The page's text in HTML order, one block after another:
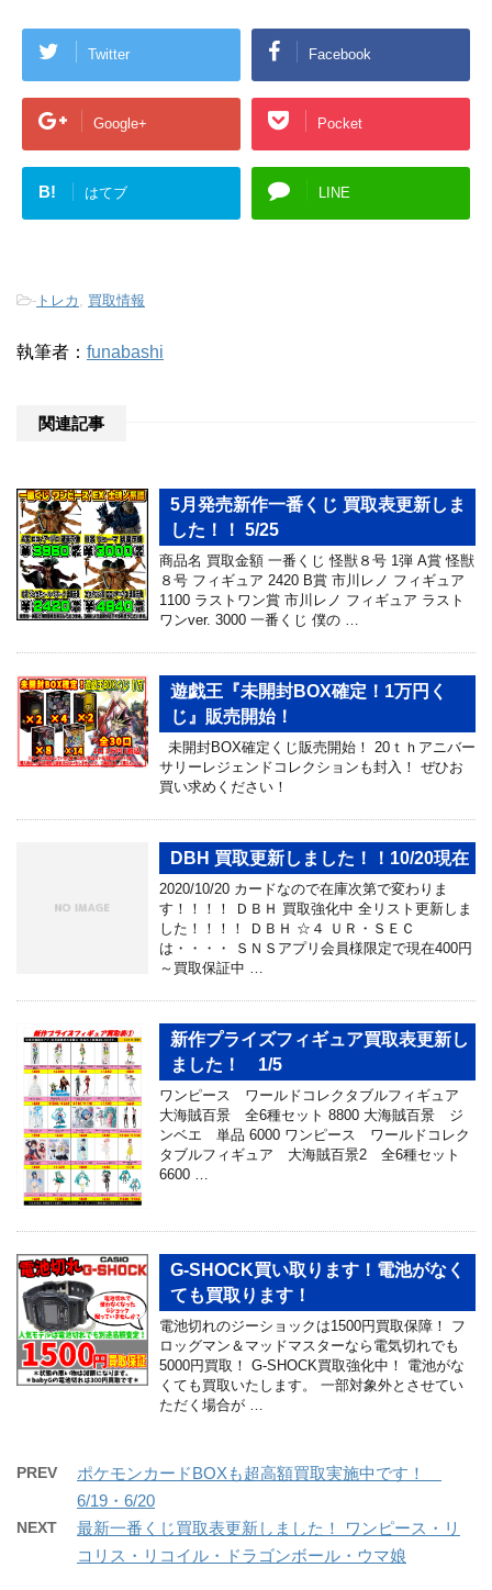
Twitter Facebook
Google+ Pocket
B! はてブ LINE
- トレカ 買取情報
執筆者： funabashi
関連記事
5月発売新作一番くじ 買取表更新しま
した！！ 5/25
商品名 買取金額 一番くじ 怪獣８号 1弾 A賞 怪獣
８号 フィギュア 2420 B賞 市川レノ フィギュア
1100 ラストワン賞 市川レノ フィギュア ラスト
ワンver. 3000 一番くじ 僕の …
遊戯王『未開封BOX確定！1万円く
じ』販売開始！
未開封BOX確定くじ販売開始！ 20ｔｈアニバー
サリーレジェンドコレクションも封入！ ぜひお
買い求めください！
DBH 買取更新しました！！10/20現在
2020/10/20 カードなので在庫次第で変わりま
す！！！！ ＤＢＨ 買取強化中 全リスト更新しま
した！！！！ ＤＢＨ ☆４ ＵＲ・ＳＥＣ
は・・・・ ＳＮＳアプリ会員様限定で現在400円
～買取保証中 …
新作プライズフィギュア買取表更新し
ました！ 1/5
ワンピース ワールドコレクタブルフィギュア
大海賊百景 全6種セット 8800 大海賊百景 ジ
ンベエ 単品 6000 ワンピース ワールドコレク
タブルフィギュア 大海賊百景2 全6種セット
6600 …
G-SHOCK買い取ります！電池がなく
ても買取ります！
電池切れのジーショックは1500円買取保障！ フ
ロッグマン＆マッドマスターなら電気切れでも
5000円買取！ G-SHOCK買取強化中！ 電池がな
くても買取いたします。 一部対象外とさせてい
ただく場合が …
PREV
ポケモンカードBOXも超高額買取実施中です！
6/19・6/20
NEXT
最新一番くじ買取表更新しました！ ワンピース・リ
コリス・リコイル・ドラゴンボール・ウマ娘